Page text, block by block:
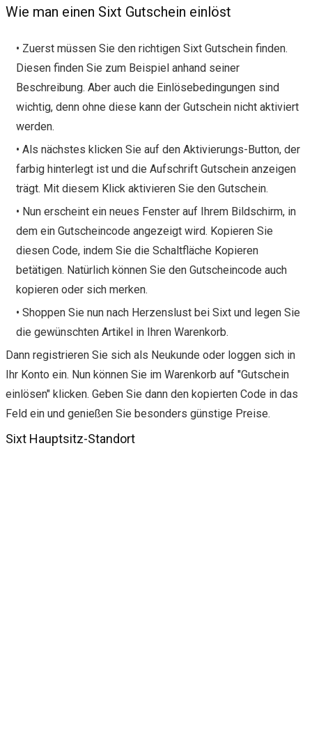
Wie man einen Sixt Gutschein einlöst
• Zuerst müssen Sie den richtigen Sixt Gutschein finden.
Diesen finden Sie zum Beispiel anhand seiner
Beschreibung. Aber auch die Einlösebedingungen sind
wichtig, denn ohne diese kann der Gutschein nicht aktiviert
werden.
• Als nächstes klicken Sie auf den Aktivierungs-Button, der
farbig hinterlegt ist und die Aufschrift Gutschein anzeigen
trägt. Mit diesem Klick aktivieren Sie den Gutschein.
• Nun erscheint ein neues Fenster auf Ihrem Bildschirm, in
dem ein Gutscheincode angezeigt wird. Kopieren Sie
diesen Code, indem Sie die Schaltfläche Kopieren
betätigen. Natürlich können Sie den Gutscheincode auch
kopieren oder sich merken.
• Shoppen Sie nun nach Herzenslust bei Sixt und legen Sie
die gewünschten Artikel in Ihren Warenkorb.
Dann registrieren Sie sich als Neukunde oder loggen sich in
Ihr Konto ein. Nun können Sie im Warenkorb auf "Gutschein
einlösen" klicken. Geben Sie dann den kopierten Code in das
Feld ein und genießen Sie besonders günstige Preise.
Sixt Hauptsitz-Standort